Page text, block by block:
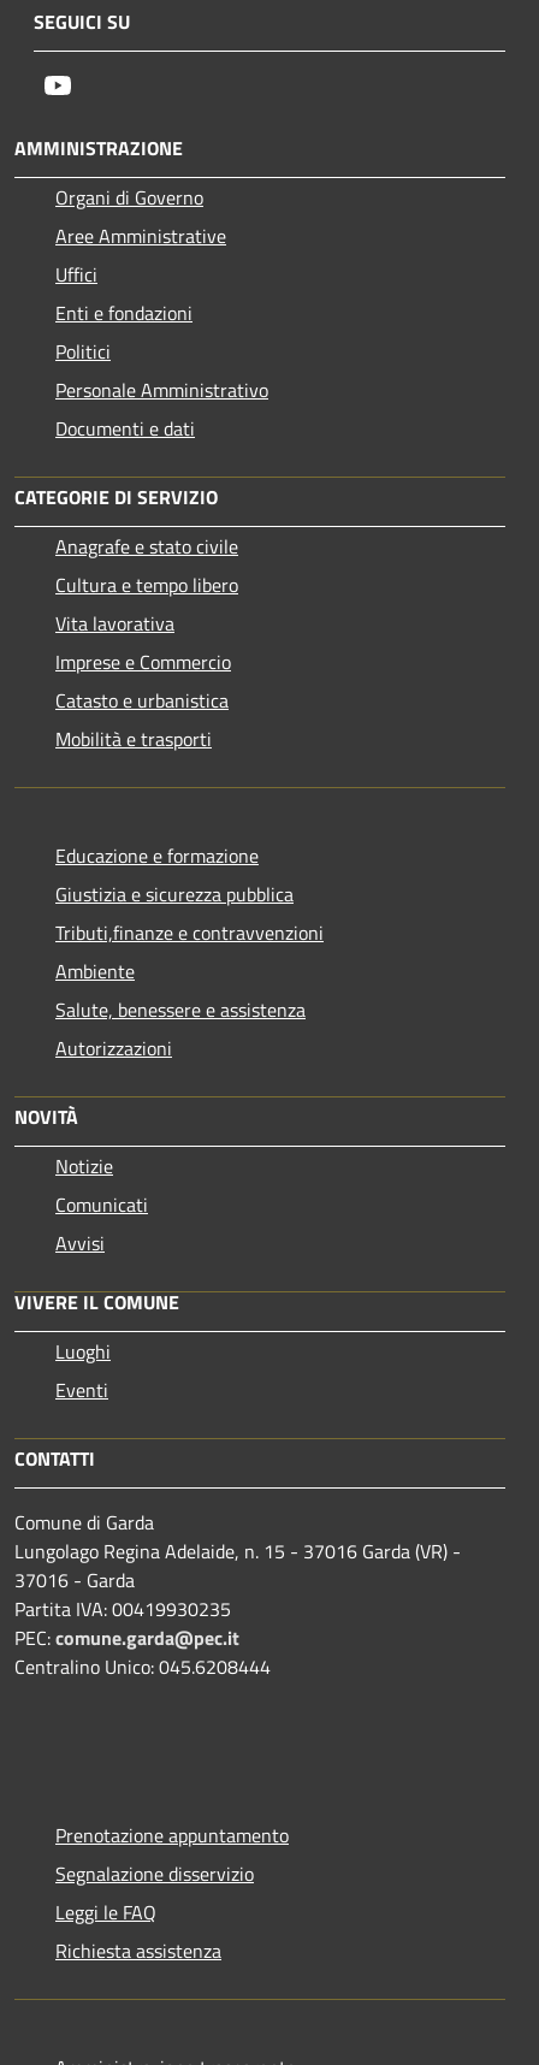
SEGUICI SU
AMMINISTRAZIONE
Organi di Governo
Aree Amministrative
Uffici
Enti e fondazioni
Politici
Personale Amministrativo
Documenti e dati
CATEGORIE DI SERVIZIO
Anagrafe e stato civile
Cultura e tempo libero
Vita lavorativa
Imprese e Commercio
Catasto e urbanistica
Mobilità e trasporti
Educazione e formazione
Giustizia e sicurezza pubblica
Tributi,finanze e contravvenzioni
Ambiente
Salute, benessere e assistenza
Autorizzazioni
NOVITÀ
Notizie
Comunicati
Avvisi
VIVERE IL COMUNE
Luoghi
Eventi
CONTATTI
Comune di Garda
Lungolago Regina Adelaide, n. 15 - 37016 Garda (VR) -
37016 - Garda
Partita IVA: 00419930235
PEC:comune.garda@pec.it
Centralino Unico: 045.6208444
Prenotazione appuntamento
Segnalazione disservizio
Leggi le FAQ
Richiesta assistenza